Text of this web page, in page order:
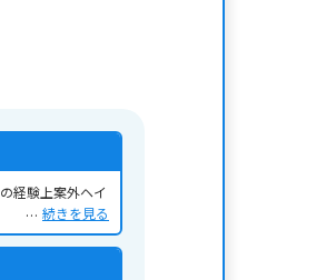
経験上案外ヘイ
続きを見る